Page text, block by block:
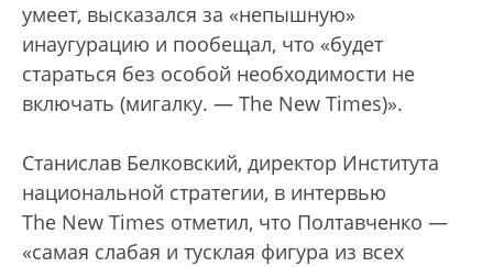
умеет, высказался за «непышную»
инаугурацию и пообещал, что «будет
стараться без особой необходимости не
включать (мигалку. — The New Times)».
Станислав Белковский, директор Института
национальной стратегии, в интервью
The New Times отметил, что Полтавченко —
«самая слабая и тусклая фигура из всех